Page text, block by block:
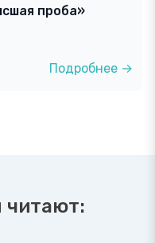
проба»
Подробнее →
читают: